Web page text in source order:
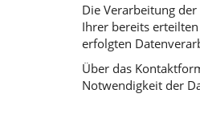
Die Verarbeitung
Ihrer bereits
erfolgten
Über das
Notwendigkeit der